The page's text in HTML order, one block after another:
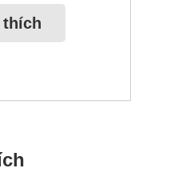
thích